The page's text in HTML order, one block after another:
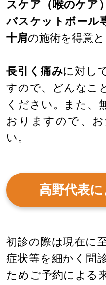
スケア（喉のケア）
バスケットボール
十肩の施術を得意
長引く痛みに対し
すので、どんなこ
ください。また、
おりますので、
い。
高野代表
初診の際は現在に
症状等を細かく問
ためご予約による